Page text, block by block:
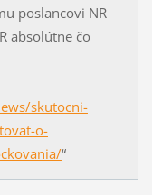
po­slancovi NR
absolútne čo
skutocni-
o-
“